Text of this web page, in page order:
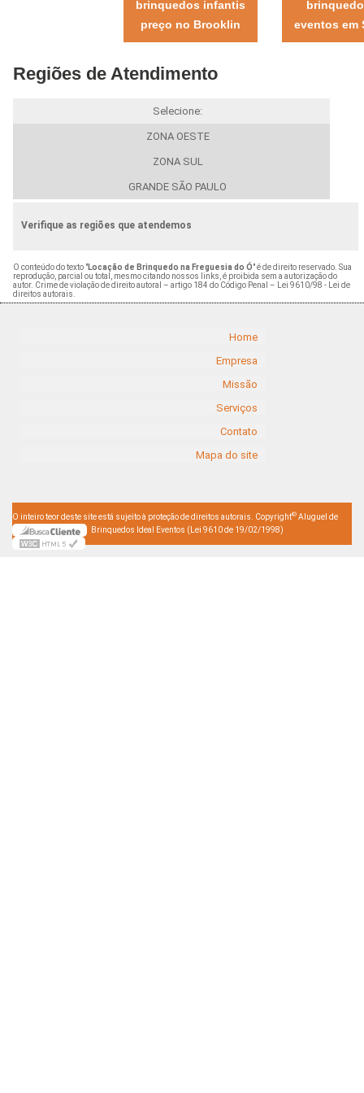
brinquedos infantis
preço no Brooklin
eventos em
Regiões de Atendimento
Selecione:
ZONA OESTE
ZONA SUL
GRANDE SÃO PAULO
Verifique as regiões que atendemos
O conteúdo do texto "Locação de Brinquedo na Freguesia do Ó" é de direito reservado. Sua
reprodução, parcial ou total, mesmo citando nossos links, é proibida sem a autorização do
autor. Crime de violação de direito autoral – artigo 184 do Código Penal – Lei 9610/98 - Lei de
direitos autorais.
Home
Empresa
Missão
Serviços
Contato
Mapa do site
O inteiro teor deste site está sujeito à proteção de direitos autorais. Copyright© Aluguel de
Brinquedos Ideal Eventos (Lei 9610 de 19/02/1998)